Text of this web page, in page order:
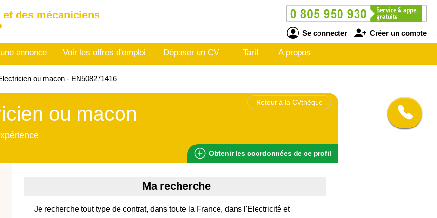
des mécaniciens
Se connecter Créer un compte
annonce Voir les offres d'emploi Déposer un CV Tarif A propos
ou macon - EN508271416
Retour à la CVthèque
ou macon
Obtenir les coordonnées de ce profil
Ma recherche
Je recherche tout type de contrat, dans toute la France, dans l'Electricité et